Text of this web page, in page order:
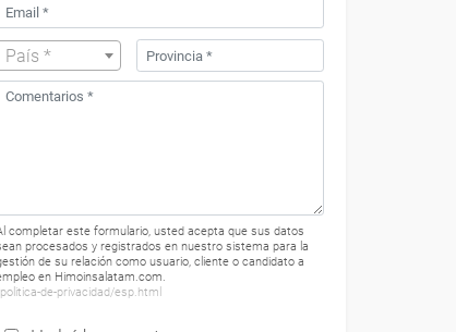
País *
completar este formulario, usted acepta que sus datos
procesados ​​y registrados en nuestro sistema para la
de su relación como usuario, cliente o candidato a
en Himoinsalatam.com.
de-privacidad/esp.html